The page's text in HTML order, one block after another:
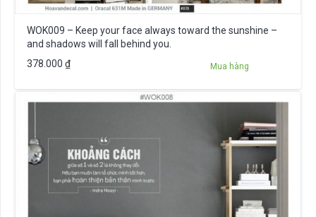
WOK009 – Keep your face always toward the sunshine –
and shadows will fall behind you.
378.000 ₫ Mua hàng